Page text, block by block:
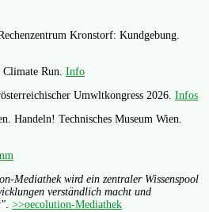
Kronstorf: Kundgebung.
Climate Run. Info
Umwltkongress 2026. Infos
Handeln! Technisches Museum Wien.
Mediathek wird ein zentraler Wissenspool
verständlich macht und
. >>oecolution-Mediathek